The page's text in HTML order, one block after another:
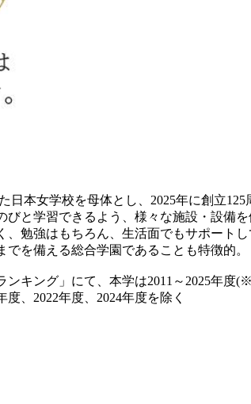
本女学校を母体とし、2025年に創立125
と学習できるよう、様々な施設・設備を
勉強はもちろん、生活面でもサポートし
を備える総合学園であることも特徴的。
キング」にて、本学は2011～2025年度
、2022年度、2024年度を除く